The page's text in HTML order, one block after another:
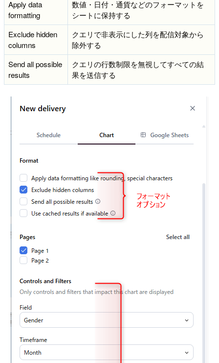
Apply data
formatting
数値・日付・通貨などのフォーマットを
シートに保持する
Exclude hidden
columns
クエリで非表示にした列を配信対象から
除外する
Send all possible
results
クエリの行数制限を無視してすべての結
果を送信する